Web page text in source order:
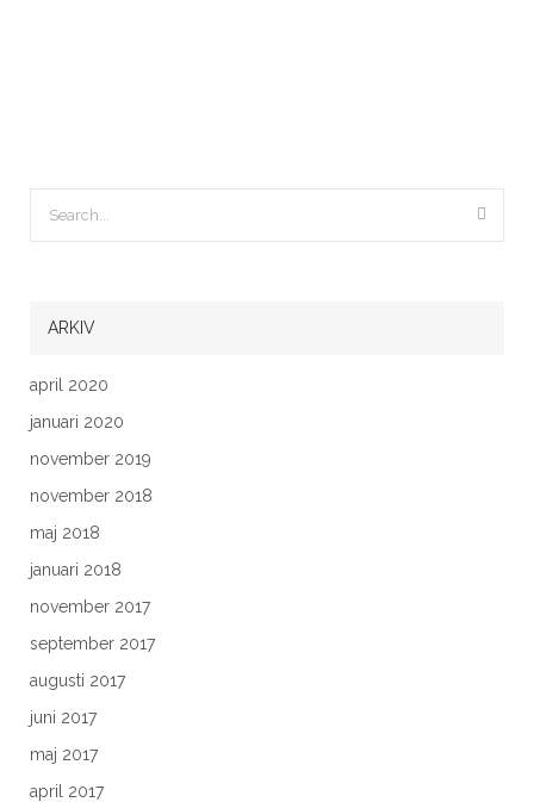
ARKIV
april 2020
januari 2020
november 2019
november 2018
maj 2018
januari 2018
november 2017
september 2017
augusti 2017
juni 2017
maj 2017
april 2017